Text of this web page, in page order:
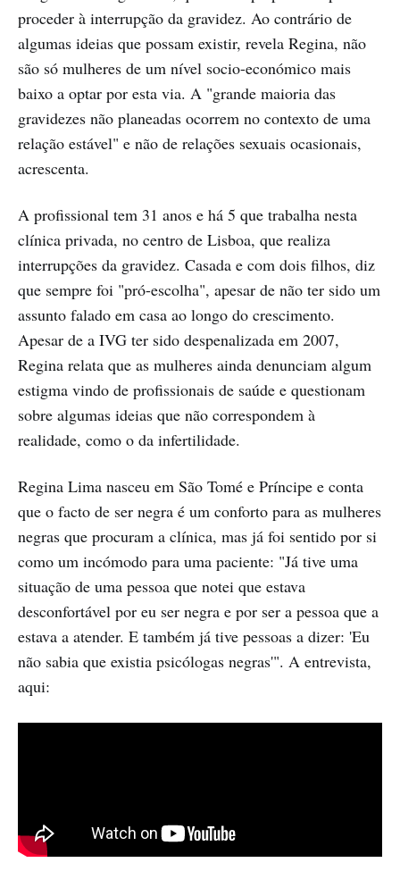
proceder à interrupção da gravidez. Ao contrário de
algumas ideias que possam existir, revela Regina, não
são só mulheres de um nível socio-económico mais
baixo a optar por esta via. A "grande maioria das
gravidezes não planeadas ocorrem no contexto de uma
relação estável" e não de relações sexuais ocasionais,
acrescenta.
A profissional tem 31 anos e há 5 que trabalha nesta
clínica privada, no centro de Lisboa, que realiza
interrupções da gravidez. Casada e com dois filhos, diz
que sempre foi "pró-escolha", apesar de não ter sido um
assunto falado em casa ao longo do crescimento.
Apesar de a IVG ter sido despenalizada em 2007,
Regina relata que as mulheres ainda denunciam algum
estigma vindo de profissionais de saúde e questionam
sobre algumas ideias que não correspondem à
realidade, como o da infertilidade.
Regina Lima nasceu em São Tomé e Príncipe e conta
que o facto de ser negra é um conforto para as mulheres
negras que procuram a clínica, mas já foi sentido por si
como um incómodo para uma paciente: "Já tive uma
situação de uma pessoa que notei que estava
desconfortável por eu ser negra e por ser a pessoa que a
estava a atender. E também já tive pessoas a dizer: 'Eu
não sabia que existia psicólogas negras'". A entrevista,
aqui: